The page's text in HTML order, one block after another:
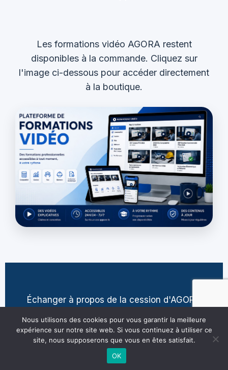
Les formations vidéo AGORA restent
disponibles à la commande. Cliquez sur
l'image ci-dessous pour accéder directement
à la boutique.
Échanger à propos de la cession d'AGORA
contact@jean-pierre-villatte.fr
Nous utilisons des cookies pour vous garantir la meilleure
expérience sur notre site web. Si vous continuez à utiliser ce
site, nous supposerons que vous en êtes satisfait.
OK